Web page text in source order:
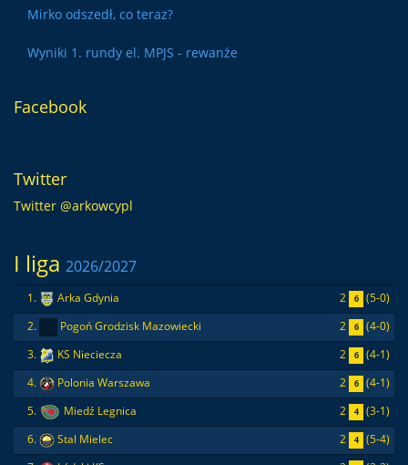
Mirko odszedł, co teraz?
Wyniki 1. rundy el. MPJS - rewanże
Facebook
Twitter
Twitter @arkowcypl
I liga 2026/2027
1. Arka Gdynia 2 6
(5-0)
2.
Pogoń Grodzisk Mazowiecki 2 6
(4-0)
3.
KS Nieciecza 2 6
(4-1)
4.
Polonia Warszawa 2 6
(4-1)
5.
Miedź Legnica 2 4
(3-1)
6.
Stal Mielec 2 4
(5-4)